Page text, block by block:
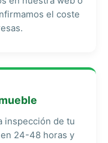
el coste
inspección de tu
24-48 horas y